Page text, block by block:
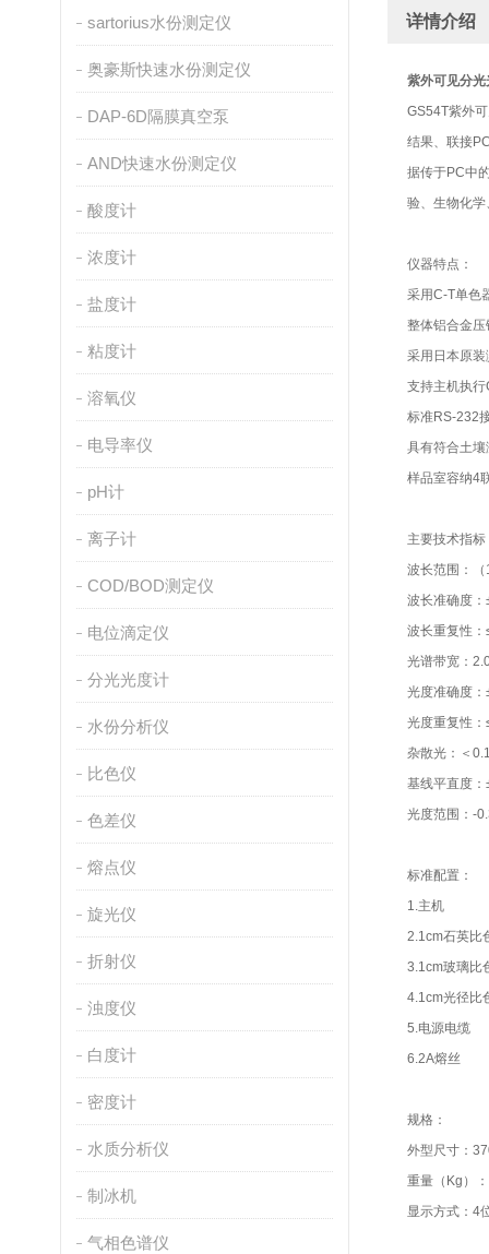
sartorius水份测定仪
奥豪斯快速水份测定仪
DAP-6D隔膜真空泵
AND快速水份测定仪
酸度计
浓度计
盐度计
粘度计
溶氧仪
电导率仪
pH计
离子计
COD/BOD测定仪
电位滴定仪
分光光度计
水份分析仪
比色仪
色差仪
熔点仪
旋光仪
折射仪
浊度仪
白度计
密度计
水质分析仪
制冰机
气相色谱仪
详情介绍
紫外可见分光
GS54T紫外
结果、联接
据传于PC中
验、生物化
仪器特点：
采用C-T单色
整体铝合金
采用日本原
支持主机执行
标准RS-232
具有符合土
样品室容纳4
主要技术指标
波长范围：
波长准确度
波长重复性
光谱带宽：
光度准确度
光度重复性
杂散光：＜
基线平直度
光度范围：-
标准配置：
1.主
2.1cm石
3.1cm玻
4.1cm光
5.电源
6.2A
规格：
外型尺寸：
重量（Kg）
显示方式：4